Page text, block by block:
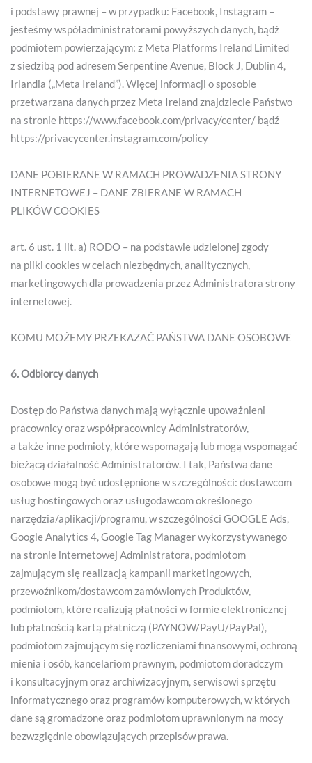
i podstawy prawnej – w przypadku: Facebook, Instagram –
jesteśmy współadministratorami powyższych danych, bądź
podmiotem powierzającym: z Meta Platforms Ireland Limited
z siedzibą pod adresem Serpentine Avenue, Block J, Dublin 4,
Irlandia („Meta Ireland”). Więcej informacji o sposobie
przetwarzana danych przez Meta Ireland znajdziecie Państwo
na stronie https://www.facebook.com/privacy/center/ bądź
https://privacycenter.instagram.com/policy
DANE POBIERANE W RAMACH PROWADZENIA STRONY
INTERNETOWEJ – DANE ZBIERANE W RAMACH
PLIKÓW COOKIES
art. 6 ust. 1 lit. a) RODO – na podstawie udzielonej zgody
na pliki cookies w celach niezbędnych, analitycznych,
marketingowych dla prowadzenia przez Administratora strony
internetowej.
KOMU MOŻEMY PRZEKAZAĆ PAŃSTWA DANE OSOBOWE
6. Odbiorcy danych
Dostęp do Państwa danych mają wyłącznie upoważnieni
pracownicy oraz współpracownicy Administratorów,
a także inne podmioty, które wspomagają lub mogą wspomagać
bieżącą działalność Administratorów. I tak, Państwa dane
osobowe mogą być udostępnione w szczególności: dostawcom
usług hostingowych oraz usługodawcom określonego
narzędzia/aplikacji/programu, w szczególności GOOGLE Ads,
Google Analytics 4, Google Tag Manager wykorzystywanego
na stronie internetowej Administratora, podmiotom
zajmującym się realizacją kampanii marketingowych,
przewoźnikom/dostawcom zamówionych Produktów,
podmiotom, które realizują płatności w formie elektronicznej
lub płatnością kartą płatniczą (PAYNOW/PayU/PayPal),
podmiotom zajmującym się rozliczeniami finansowymi, ochroną
mienia i osób, kancelariom prawnym, podmiotom doradczym
i konsultacyjnym oraz archiwizacyjnym, serwisowi sprzętu
informatycznego oraz programów komputerowych, w których
dane są gromadzone oraz podmiotom uprawnionym na mocy
bezwzględnie obowiązujących przepisów prawa.